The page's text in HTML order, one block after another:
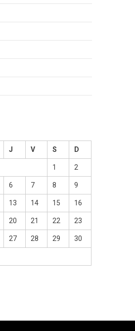
J V S D
1 2
6 7 8 9
13 14 15 16
20 21 22 23
27 28 29 30